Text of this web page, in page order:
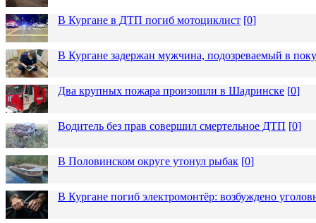
В Кургане в ДТП погиб мотоциклист [0]
В Кургане задержан мужчина, подозреваемый в
Два крупных пожара произошли в Шадринске [0]
Водитель без прав совершил смертельное ДТП [0]
В Половинском округе утонул рыбак [0]
В Кургане погиб электромонтёр: возбуждено